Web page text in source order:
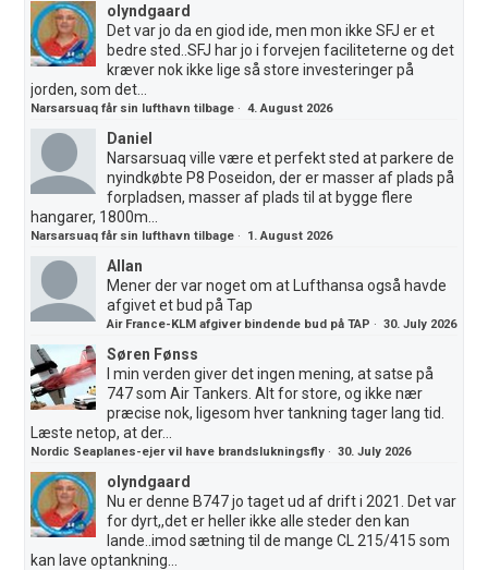
olyndgaard
Det var jo da en giod ide, men mon ikke SFJ er et
bedre sted..SFJ har jo i forvejen faciliteterne og det
kræver nok ikke lige så store investeringer på
jorden, som det...
Narsarsuaq får sin lufthavn tilbage ·4. August 2026
Daniel
Narsarsuaq ville være et perfekt sted at parkere de
nyindkøbte P8 Poseidon, der er masser af plads på
forpladsen, masser af plads til at bygge flere
hangarer, 1800m...
Narsarsuaq får sin lufthavn tilbage · 1. August 2026
Allan
Mener der var noget om at Lufthansa også havde
afgivet et bud på Tap
Air France-KLM afgiver bindende bud på TAP ·30. July 2026
Søren Fønss
I min verden giver det ingen mening, at satse på
747 som Air Tankers. Alt for store, og ikke nær
præcise nok, ligesom hver tankning tager lang tid.
Læste netop, at der...
Nordic Seaplanes-ejer vil have brandslukningsfly ·30. July 2026
olyndgaard
Nu er denne B747 jo taget ud af drift i 2021. Det var
for dyrt,,det er heller ikke alle steder den kan
lande..imod sætning til de mange CL 215/415 som
kan lave optankning...